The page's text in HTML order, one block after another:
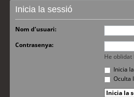
Inicia la sessió
Nom d’usuari:
Contrasenya:
He oblidat
Inicia
Oculta